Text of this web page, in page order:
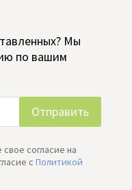
Мы
по вашим
согласие на
c Политикой